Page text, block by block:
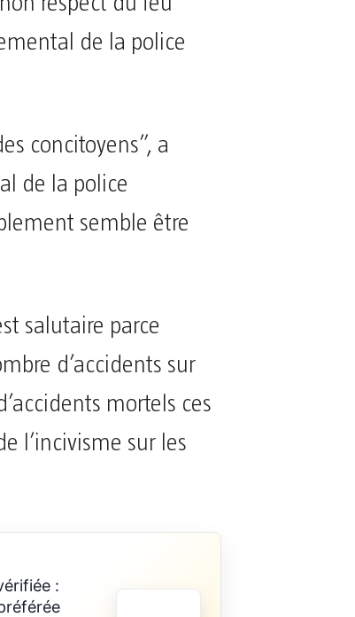
de la police
concitoyens”, a
de la police
semble être
salutaire parce
d’accidents sur
mortels ces
l’incivisme sur les
: